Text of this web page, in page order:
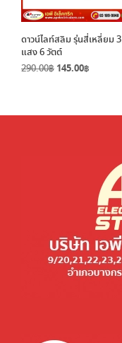
ดาวน์ไลท์สลิม รุ่นสี่เหลี่ยม 3
แสง 6 วัตต์
290.00฿ Original
145.00฿